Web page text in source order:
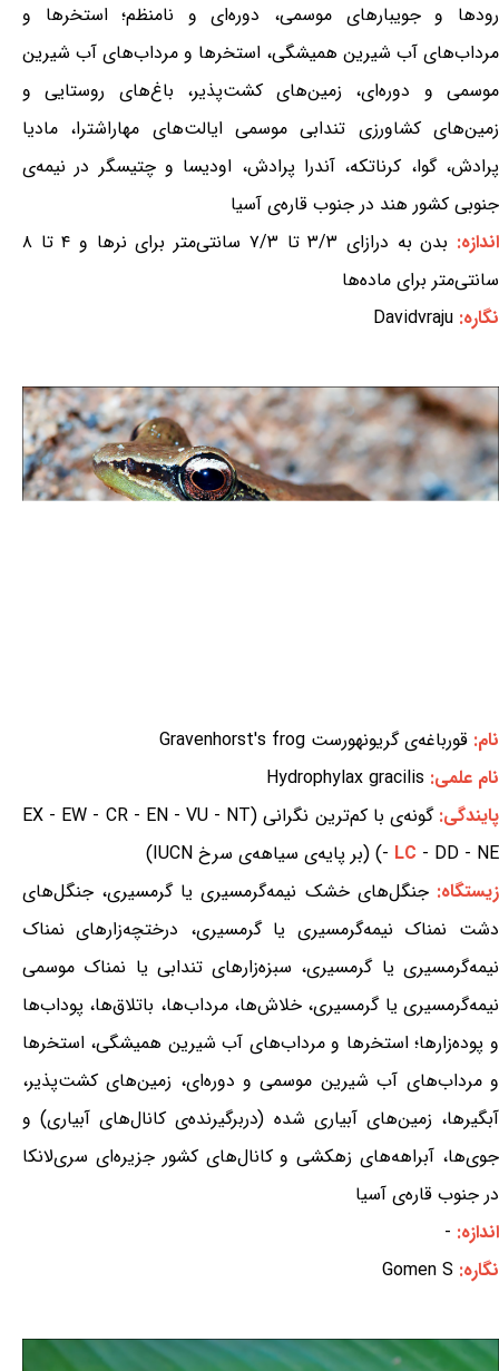
رودها و جویبارهای موسمی، دوره‌ای و نامنظم؛ استخرها و
مرداب‌های آب شیرین همیشگی، استخرها و مرداب‌های آب شیرین
موسمی و دوره‌ای، زمین‌های کشت‌پذیر، باغ‌های روستایی و
زمین‌های کشاورزی تندابی موسمی ایالت‌های مهاراشترا، مادیا
پرادش، گوا، کرناتکه، آندرا پرادش، اودیسا و چتیسگر در نیمه‌ی
جنوبی کشور هند در جنوب قاره‌ی آسیا
اندازه:
بدن به درازای ۳/۳ تا ۷/۳ سانتی‌متر برای نرها و ۴ تا ۸
سانتی‌متر برای ماده‌ها
نگاره: Davidvraju
نام: قورباغه‌ی گریونهورست Gravenhorst's frog
نام علمی: Hydrophylax gracilis
پایندگی:
گونه‌ی با کم‌ترین نگرانی (EX - EW - CR - EN - VU - NT
- LC - DD - NE) (بر پایه‌ی سیاهه‌ی سرخ IUCN)
زیستگاه:جنگل‌های خشک نیمه‌گرمسیری یا گرمسیری، جنگل‌های
دشت نمناک نیمه‌گرمسیری یا گرمسیری، درختچه‌زارهای نمناک
نیمه‌گرمسیری یا گرمسیری، سبزه‌زارهای تندابی یا نمناک موسمی
نیمه‌گرمسیری یا گرمسیری، خلاش‌ها، مرداب‌ها، باتلاق‌ها، پوداب‌ها
و پوده‌زارها؛ استخرها و مرداب‌های آب شیرین همیشگی، استخرها
و مرداب‌های آب شیرین موسمی و دوره‌ای، زمین‌های کشت‌پذیر،
آبگیرها، زمین‌های آبیاری شده (دربرگیرنده‌ی کانال‌های آبیاری) و
جوی‌ها، آبراهه‌های زهکشی و کانال‌های کشور جزیره‌ای سری‌لانکا
در جنوب قاره‌ی آسیا
اندازه: -
نگاره: Gomen S